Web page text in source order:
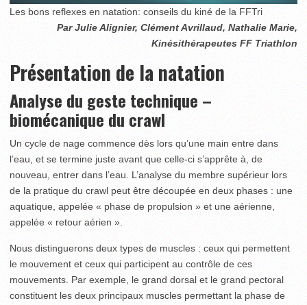
Les bons reflexes en natation: conseils du kiné de la FFTri
Par Julie Alignier, Clément Avrillaud, Nathalie Marie,
Kinésithérapeutes FF Triathlon
Présentation de la natation
Analyse du geste technique –
biomécanique du crawl
Un cycle de nage commence dès lors qu’une main entre dans
l’eau, et se termine juste avant que celle-ci s’apprête à, de
nouveau, entrer dans l’eau. L’analyse du membre supérieur lors
de la pratique du crawl peut être découpée en deux phases : une
aquatique, appelée « phase de propulsion » et une aérienne,
appelée « retour aérien ».
Nous distinguerons deux types de muscles : ceux qui permettent
le mouvement et ceux qui participent au contrôle de ces
mouvements. Par exemple, le grand dorsal et le grand pectoral
constituent les deux principaux muscles permettant la phase de